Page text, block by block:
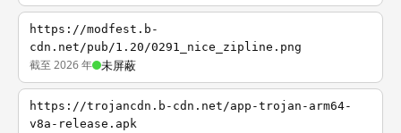
https://modfest.b-
cdn.net/pub/1.20/0291_nice_zipline.png
截至 2026 年 未屏蔽
https://trojancdn.b-cdn.net/app-trojan-arm64-
v8a-release.apk